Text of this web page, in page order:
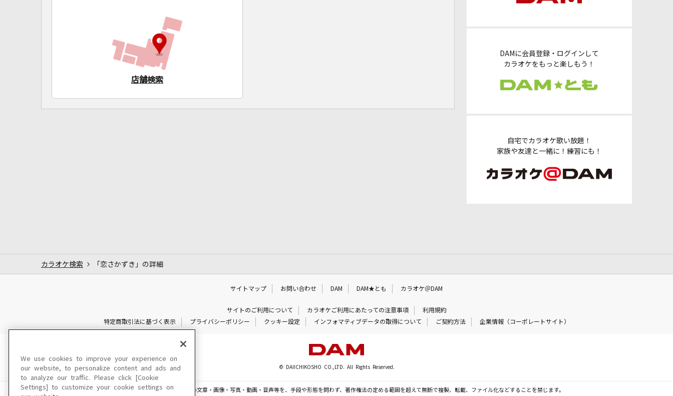
DAMに会員登録・ログインして
カラオケをもっと楽しもう！
自宅でカラオケ歌い放題！
家族や友達と一緒に！練習にも！
店舗検索
カラオケ検索 「恋さかずき」の詳細
サイトマップ お問い合わせ DAM DAM★とも カラオケ＠DAM
サイトのご利用について カラオケご利用にあたっての注意事項
利用規約
特定商取引法に基づく表示
プライバシーポリシー クッキー設定 インフォマティブデータの取得について ご契約方法 企業情報（コーポレートサイト）
© DAIICHIKOSHO CO.,LTD. All Rights Reserved.
このサイトに掲載されている一切の文章・画像・写真・動画・音声等を、手段や形態を問わず、著作権法の定める範囲を超えて無断で複製、転載、ファイル化などすることを禁じます。
We use cookies to improve your experience on
our website, to personalize content and ads and
to analyze our traffic. Please click [Cookie
Settings] to customize your cookie settings on